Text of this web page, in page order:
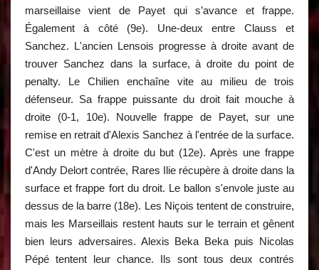
marseillaise vient de Payet qui s’avance et frappe.
Également à côté (9e). Une-deux entre Clauss et
Sanchez. L'ancien Lensois progresse à droite avant de
trouver Sanchez dans la surface, à droite du point de
penalty. Le Chilien enchaîne vite au milieu de trois
défenseur. Sa frappe puissante du droit fait mouche à
droite (0-1, 10e). Nouvelle frappe de Payet, sur une
remise en retrait d'Alexis Sanchez à l'entrée de la surface.
C'est un mètre à droite du but (12e). Après une frappe
d'Andy Delort contrée, Rares Ilie récupère à droite dans la
surface et frappe fort du droit. Le ballon s'envole juste au
dessus de la barre (18e). Les Niçois tentent de construire,
mais les Marseillais restent hauts sur le terrain et gênent
bien leurs adversaires. Alexis Beka Beka puis Nicolas
Pépé tentent leur chance. Ils sont tous deux contrés